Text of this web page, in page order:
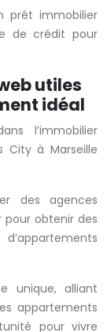
prêt immobilier
de crédit pour
utiles
idéal
l’immobilier
City à Marseille
des agences
pour obtenir des
unique, alliant
appartements
pour vivre